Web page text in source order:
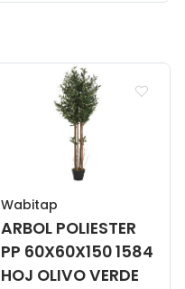
Wabitap
ARBOL POLIESTER
PP 60X60X150 1584
HOJ OLIVO VERDE